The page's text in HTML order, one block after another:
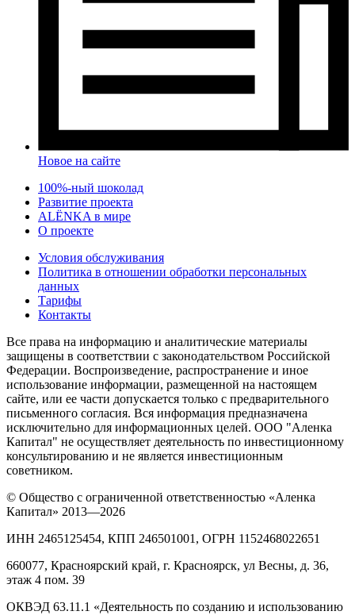
Новое на сайте
100%-ный шоколад
Развитие проекта
ALЁNKA в мире
О проекте
Условия обслуживания
Политика в отношении обработки персональных
данных
Тарифы
Контакты
Все права на информацию и аналитические материалы
защищены в соответствии с законодательством Российской
Федерации. Воспроизведение, распространение и иное
использование информации, размещенной на настоящем
сайте, или ее части допускается только с предварительного
письменного согласия. Вся информация предназначена
исключительно для информационных целей. ООО "Аленка
Капитал" не осуществляет деятельность по инвестиционному
консультированию и не является инвестиционным
советником.
© Общество с ограниченной ответственностью «Аленка
Капитал» 2013—2026
ИНН 2465125454, КПП 246501001, ОГРН 1152468022651
660077, Красноярский край, г. Красноярск, ул Весны, д. 36,
этаж 4 пом. 39
ОКВЭД 63.11.1 «Деятельность по созданию и использованию